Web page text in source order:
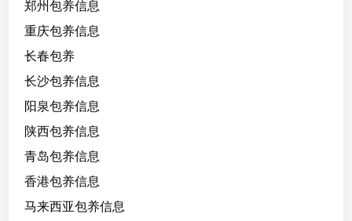
郑州包养信息
重庆包养信息
长春包养
长沙包养信息
阳泉包养信息
陕西包养信息
青岛包养信息
香港包养信息
马来西亚包养信息